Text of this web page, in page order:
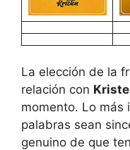
La elección de la
relación con
momento. Lo más
palabras sean
genuino de que